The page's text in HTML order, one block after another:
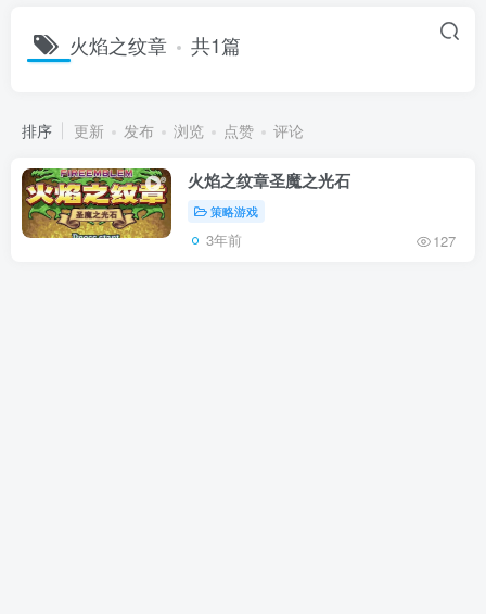
火焰之纹章 共1篇
排序 更新 发布 浏览 点赞 评论
火焰之纹章圣魔之光石
策略游戏
3年前 127